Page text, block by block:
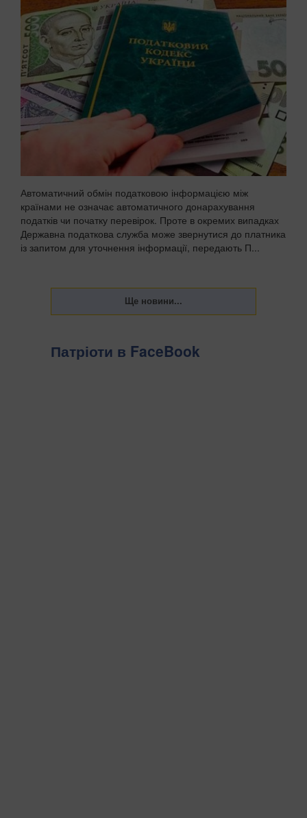
Автоматичний обмін податковою інформацією між
країнами не означає автоматичного донарахування
податків чи початку перевірок. Проте в окремих випадках
Державна податкова служба може звернутися до платника
із запитом для уточнення інформації, передають П...
Патріоти в FaceBook